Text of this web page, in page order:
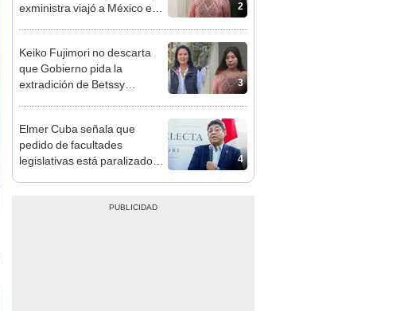
2
exministra viajó a México en
3
Keiko Fujimori no descarta
que Gobierno pida la
extradición de Betssy
4
Elmer Cuba señala que
pedido de facultades
legislativas está paralizado